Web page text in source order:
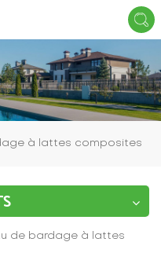
à lattes composites
de bardage à lattes